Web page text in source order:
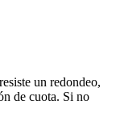
un redondeo,
de cuota. Si no